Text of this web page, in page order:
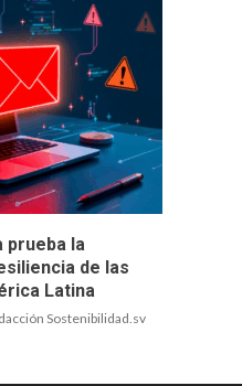
prueba la
de las
Latina
Sostenibilidad.sv